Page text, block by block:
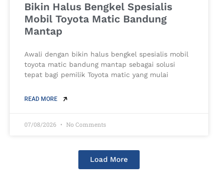
Bikin Halus Bengkel Spesialis
Mobil Toyota Matic Bandung
Mantap
Awali dengan bikin halus bengkel spesialis mobil
toyota matic bandung mantap sebagai solusi
tepat bagi pemilik Toyota matic yang mulai
READ MORE
07/08/2026 No Comments
Load More